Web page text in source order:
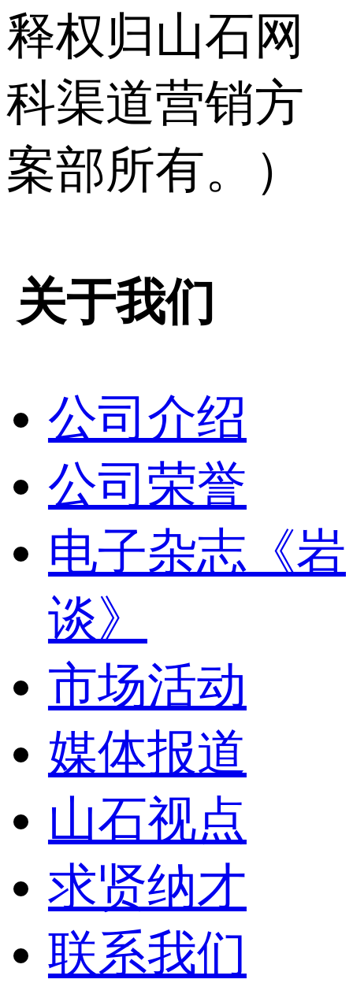
释权归山石网
科渠道营销方
案部所有。）
关于我们
公司介绍
公司荣誉
电子杂志《岩
谈》
市场活动
媒体报道
山石视点
求贤纳才
联系我们